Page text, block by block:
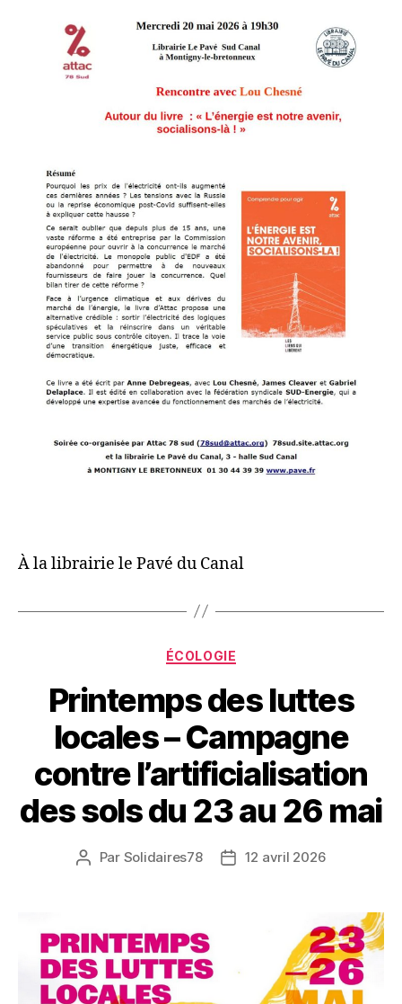
À la librairie le Pavé du Canal
Catégories
ÉCOLOGIE
Printemps des luttes
locales – Campagne
contre l’artificialisation
des sols du 23 au 26 mai
Auteur
Par Solidaires78
Date12 avril 2026